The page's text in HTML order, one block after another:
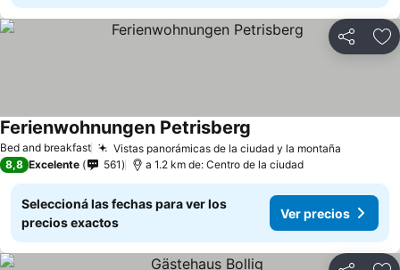
Compartir
Bed and breakfast Vistas panorámicas de la ciudad y la montaña
Ferienwohnungen Petrisberg
8,8 Excelente 561 a 1.2 km de: Centro de la ciudad
Seleccioná las fechas para ver los
precios exactos
Ver precios